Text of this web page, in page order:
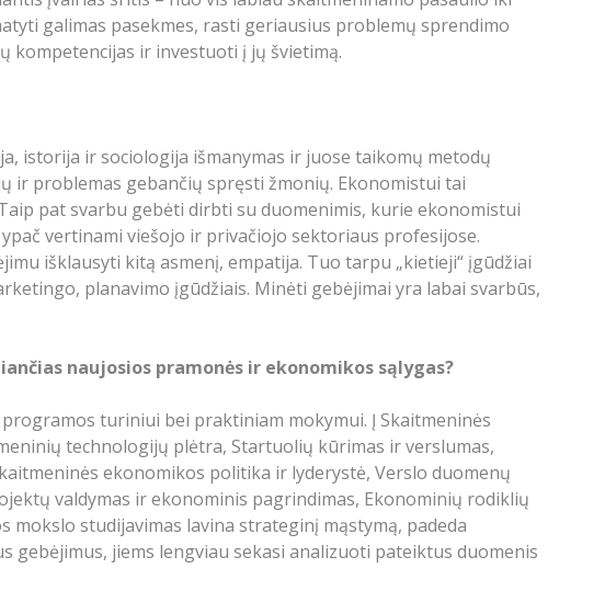
galimas pasekmes, rasti geriausius problemų sprendimo
kompetencijas ir investuoti į jų švietimą.
istorija ir sociologija išmanymas ir juose taikomų metodų
ir problemas gebančių spręsti žmonių. Ekonomistui tai
pat svarbu gebėti dirbti su duomenimis, kurie ekonomistui
vertinami viešojo ir privačiojo sektoriaus profesijose.
išklausyti kitą asmenį, empatija. Tuo tarpu „kietieji“ įgūdžiai
planavimo įgūdžiais. Minėti gebėjimai yra labai svarbūs,
naujosios pramonės ir ekonomikos sąlygas?
turiniui bei praktiniam mokymui. Į Skaitmeninės
technologijų plėtra, Startuolių kūrimas ir verslumas,
ekonomikos politika ir lyderystė, Verslo duomenų
valdymas ir ekonominis pagrindimas, Ekonominių rodiklių
studijavimas lavina strateginį mąstymą, padeda
jiems lengviau sekasi analizuoti pateiktus duomenis